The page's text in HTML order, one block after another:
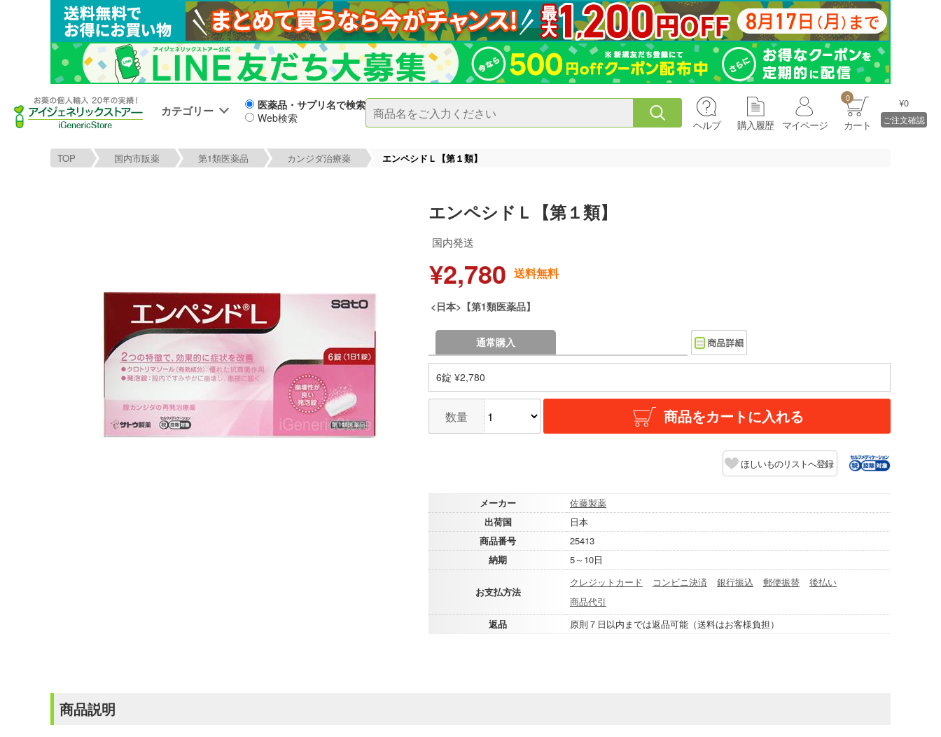
カテゴリー
医薬品・サプリ名で検索
Web検索
ヘルプ 購入履歴 マイページ
0
カート
¥0
ご注文確認
TOP 国内市販薬 第1類医薬品 カンジダ治療薬 エンペシドＬ【第１類】
エンペシドＬ【第１類】
国内発送
¥2,780 送料無料
<日本>【第1類医薬品】
通常購入
6錠 ¥2,780
数量 商品をカートに入れる
ほしいものリストへ登録
メーカー
佐藤製薬
出荷国
日本
商品番号
25413
納期
5～10日
お支払方法
クレジットカード コンビニ決済 銀行振込 郵便振替
後払い
商品代引
返品
原則７日以内までは返品可能（送料はお客様負担）
商品説明